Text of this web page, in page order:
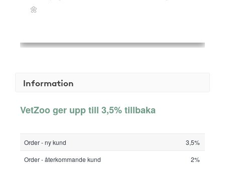
🌼
Information
VetZoo ger upp till 3,5% tillbaka
Order - ny kund
3,5%
Order - återkommande kund
2%